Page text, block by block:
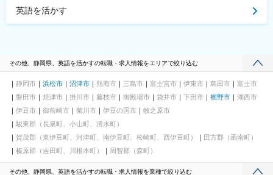
英語を活かす
その他、静岡県、英語を活かすの転職・求人情報をエリアで絞り込む
静岡市 浜松市 沼津市 熱海市 三島市 富士宮市 伊東市 島田市
富士市
磐田市
焼津市 掛川市 藤枝市 御殿場市 袋井市 下田市 裾野市
湖西市
伊豆市
御前崎市 菊川市 伊豆の国市
牧之原市
駿東郡（長泉町、小山町、清水町）
賀茂郡（東伊豆町、河津町、南伊豆町、松崎町、西伊豆町）
田方郡（函南町）
榛原郡（吉田町、川根本町）
周智郡（森町）
その他、静岡県、英語を活かすの転職・求人情報を業種で絞り込む